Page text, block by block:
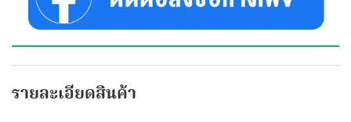
รายละเอียดสินค้า